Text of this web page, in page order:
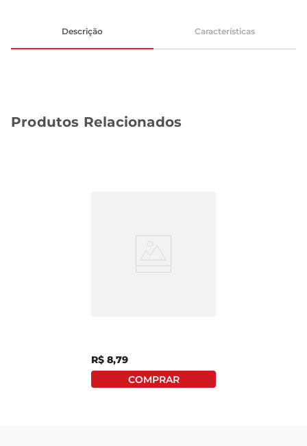
Descrição Características
Produtos Relacionados
R$ 8,79